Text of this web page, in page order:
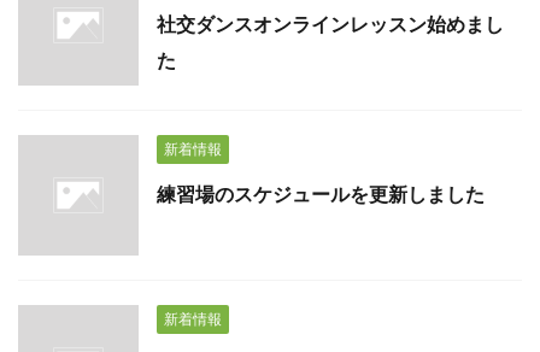
社交ダンスオンラインレッスン始めまし
た
新着情報
練習場のスケジュールを更新しました
新着情報